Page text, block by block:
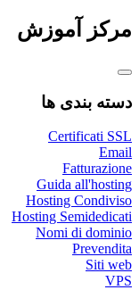
مرکز آموزش
دسته بندی ها
Certificati SSL
Email
Fatturazione
Guida all'hosting
Hosting Condiviso
Hosting Semidedicati
Nomi di dominio
Prevendita
Siti web
VPS